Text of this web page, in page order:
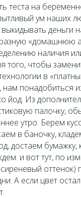
теста на
ум наших
деньги
«домашнюю
наличия
того, чтобы
в
понадобиться
йод. Из
палочку,
утро. Берем
в баночку,
достаем
и вот тут, по
А если цвет